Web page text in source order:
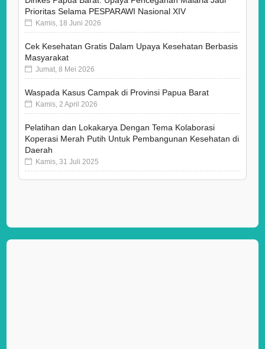
Prioritas Selama PESPARAWI Nasional XIV
Kamis, 18 Juni 2026
Cek Kesehatan Gratis Dalam Upaya Kesehatan Berbasis
Masyarakat
Jumat, 8 Mei 2026
Waspada Kasus Campak di Provinsi Papua Barat
Kamis, 2 April 2026
Pelatihan dan Lokakarya Dengan Tema Kolaborasi
Koperasi Merah Putih Untuk Pembangunan Kesehatan di
Daerah
Kamis, 31 Juli 2025